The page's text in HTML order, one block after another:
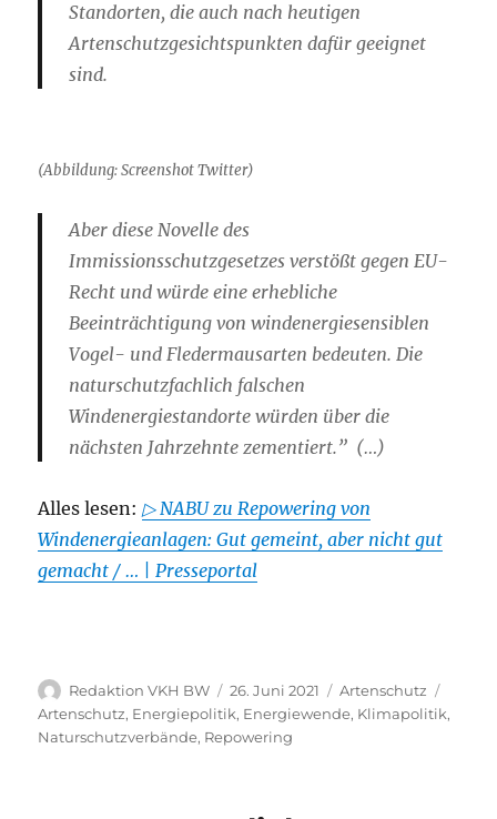
Standorten, die auch nach heutigen
Artenschutzgesichtspunkten dafür geeignet
sind.
(Abbildung: Screenshot Twitter)
Aber diese Novelle des
Immissionsschutzgesetzes verstößt gegen EU-
Recht und würde eine erhebliche
Beeinträchtigung von windenergiesensiblen
Vogel- und Fledermausarten bedeuten. Die
naturschutzfachlich falschen
Windenergiestandorte würden über die
nächsten Jahrzehnte zementiert.” (…)
Alles lesen:▷ NABU zu Repowering von
Windenergieanlagen: Gut gemeint, aber nicht gut
gemacht / … | Presseportal
Autor
Redaktion VKH BW
Veröffentlicht
am
26. Juni 2021 Kategorien
Artenschutz
Artenschutz, Energiepolitik, Energiewende, Klimapolitik,
Naturschutzverbände, Repowering